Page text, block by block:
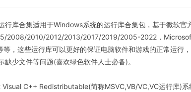
行库合集适用于Windows系统的运行库合集包，基于微软官
2008/2010/2012/2013/2017/2019/2005-2022，
等，这些运行库可以更好的保证电脑软件和游戏的正常运行
缺少文件等问题(喜欢绿色软件人士必备)。
C++ Redistributable(简称MSVC,VB/VC,VC运行库)